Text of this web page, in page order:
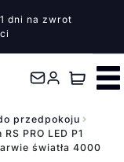
dni na zwrot
przedpokoju
PRO LED P1
światła 4000